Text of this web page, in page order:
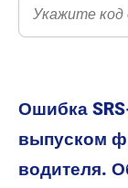
Ошибка
выпуском
водителя.